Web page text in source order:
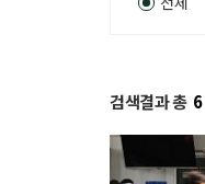
검색결과 총 6